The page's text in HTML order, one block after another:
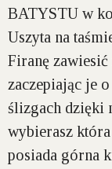
BATYSTU w
Uszyta na
Firanę zawiesić
zaczepiając je
ślizgach dzięki
wybierasz
posiada górna